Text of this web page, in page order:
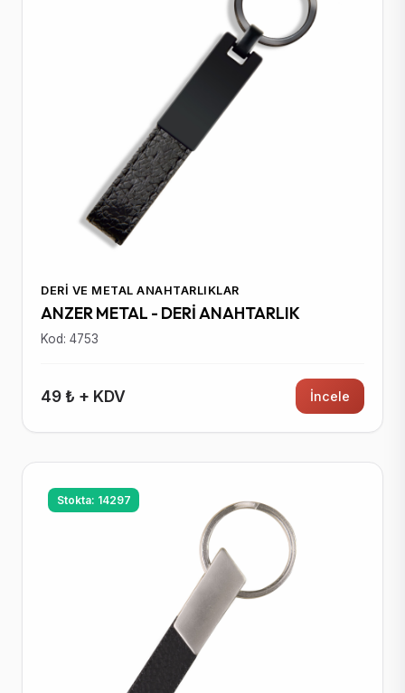
DERI VE METAL ANAHTARLIKLAR
ANZER METAL - DERİ ANAHTARLIK
Kod: 4753
49 ₺ + KDV İncele
Stokta: 14297